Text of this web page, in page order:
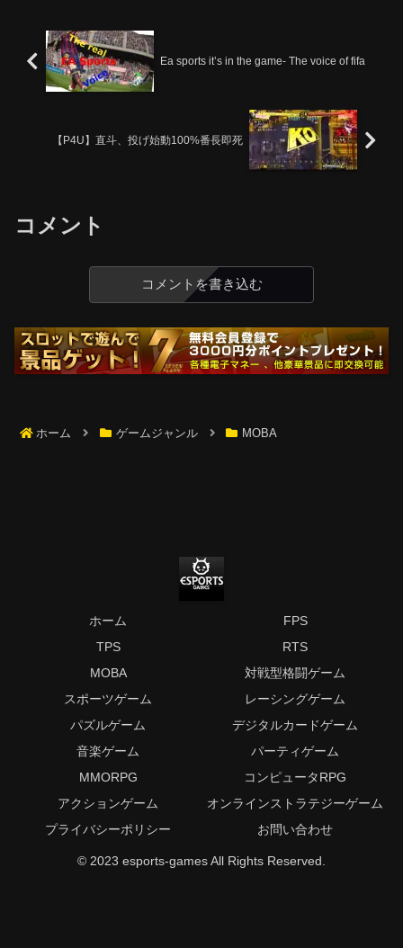
Ea sports it’s in the game- The voice of fifa
【P4U】直斗、投げ始動100%番長即死
コメント
コメントを書き込む
ホーム ゲームジャンル MOBA
ホーム
FPS
TPS
RTS
MOBA
対戦型格闘ゲーム
スポーツゲーム
レーシングゲーム
パズルゲーム
デジタルカードゲーム
音楽ゲーム
パーティゲーム
MMORPG
コンピュータRPG
アクションゲーム
オンラインストラテジーゲーム
プライバシーポリシー
お問い合わせ
© 2023 esports-games All Rights Reserved.